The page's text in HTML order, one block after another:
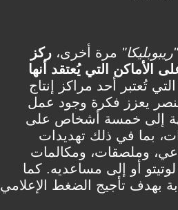
مرة أخرى، ركز
الأماكن التي يُعتقد أنها
تُعتبر أحد مراكز إنتاج
يعزز فكرة وجود عمل
إلى خمسة أشخاص على
بما في ذلك تهديدات
وملصقات، ومكالمات
أو إلى مساعديه. كما
بهدف تأجيج الضغط الإعلامي